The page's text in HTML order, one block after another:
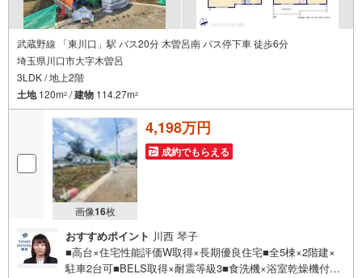
武蔵野線 「東川口」駅 バス20分 木曽呂南 バス停下車 徒歩6分
埼玉県川口市大字木曽呂
3LDK / 地上2階
土地120m2 /建物 114.27m2
画像16枚
4,198万円
成約でもらえる
おすすめポイント 川西 琴子
■高台×住宅性能評価W取得×長期優良住宅■全5棟×2階建×
駐車2台可■BELS取得×耐震等級3■食洗機×浴室乾燥機付■